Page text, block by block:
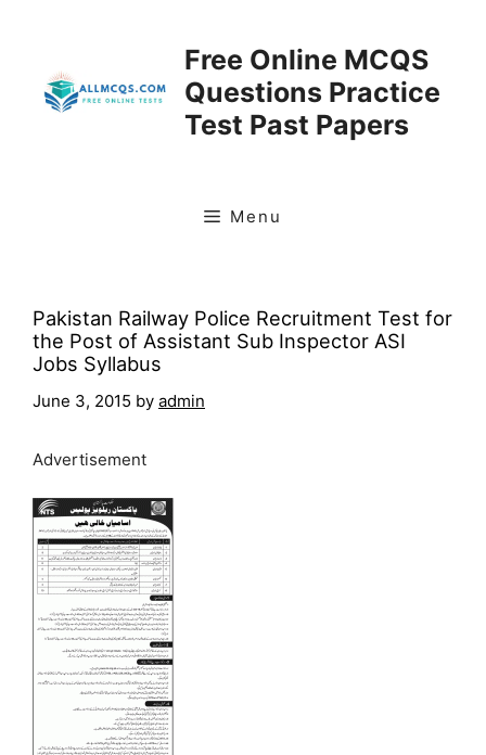
Free Online MCQS
Questions Practice
Test Past Papers
Menu
Pakistan Railway Police Recruitment Test for
the Post of Assistant Sub Inspector ASI
Jobs Syllabus
June 3, 2015 by admin
Advertisement